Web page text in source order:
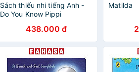
Sách thiếu nhi tiếng Anh -
Do You Know Pippi
438.000 đ
Matilda